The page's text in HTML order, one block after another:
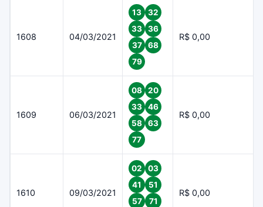
1608 04/03/2021
13
32
33
36
37
68
79
R$ 0,00
1609 06/03/2021
08
20
33
46
58
63
77
R$ 0,00
1610 09/03/2021
02
03
41
51
57
71
R$ 0,00